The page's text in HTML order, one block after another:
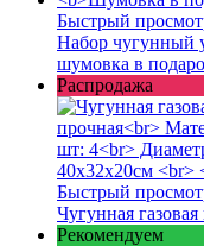
Быстрый
Набор чугунный
шумовка в
Распродажа
Быстрый
Чугунная
Рекомендуем